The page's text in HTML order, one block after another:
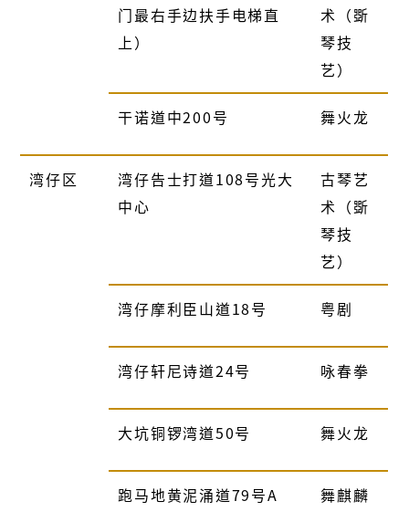
门最右手边扶手电梯直
上）
术（斲
琴技
艺）
干诺道中200号 舞火龙
湾仔区 湾仔告士打道108号光大
中心
古琴艺
术（斲
琴技
艺）
湾仔摩利臣山道18号 粤剧
湾仔轩尼诗道24号 咏春拳
大坑铜锣湾道50号 舞火龙
跑马地黄泥涌道79号A 舞麒麟